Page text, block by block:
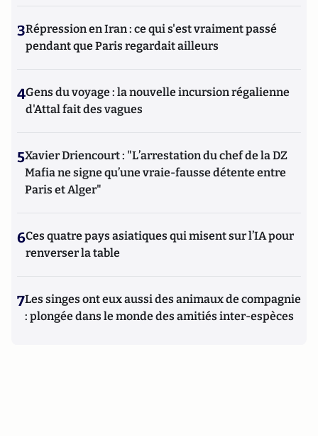
3Répression en Iran : ce qui s'est vraiment passé
pendant que Paris regardait ailleurs
4Gens du voyage : la nouvelle incursion régalienne
d'Attal fait des vagues
5Xavier Driencourt : "L’arrestation du chef de la DZ
Mafia ne signe qu’une vraie-fausse détente entre
Paris et Alger"
6Ces quatre pays asiatiques qui misent sur l’IA pour
renverser la table
7Les singes ont eux aussi des animaux de compagnie
: plongée dans le monde des amitiés inter-espèces